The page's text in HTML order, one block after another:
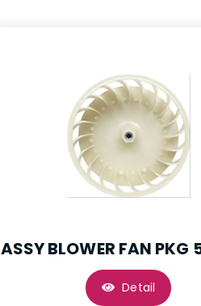
ASSY BLOWER FAN PKG
Detail